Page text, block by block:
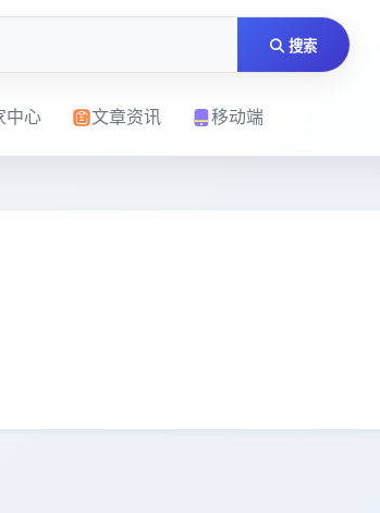
搜索
中心 文章资讯 移动端